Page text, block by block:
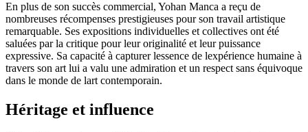
En plus de son succès commercial, Yohan Manca a reçu de
nombreuses récompenses prestigieuses pour son travail artistique
remarquable. Ses expositions individuelles et collectives ont été
saluées par la critique pour leur originalité et leur puissance
expressive. Sa capacité à capturer lessence de lexpérience humaine à
travers son art lui a valu une admiration et un respect sans équivoque
dans le monde de lart contemporain.
Héritage et influence